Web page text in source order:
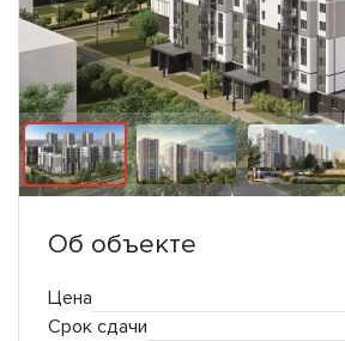
Об объекте
Цена
Срок сдачи